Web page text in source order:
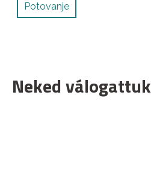
Potovanje
Neked válogattuk